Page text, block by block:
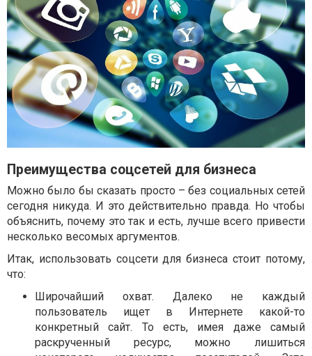
Преимущества соцсетей для бизнеса
Можно было бы сказать просто – без социальных сетей
сегодня никуда. И это действительно правда. Но чтобы
объяснить, почему это так и есть, лучше всего привести
несколько весомых аргументов.
Итак, использовать соцсети для бизнеса стоит потому,
что:
Широчайший охват. Далеко не каждый
пользователь ищет в Интернете какой-то
конкретный сайт. То есть, имея даже самый
раскрученный ресурс, можно лишиться